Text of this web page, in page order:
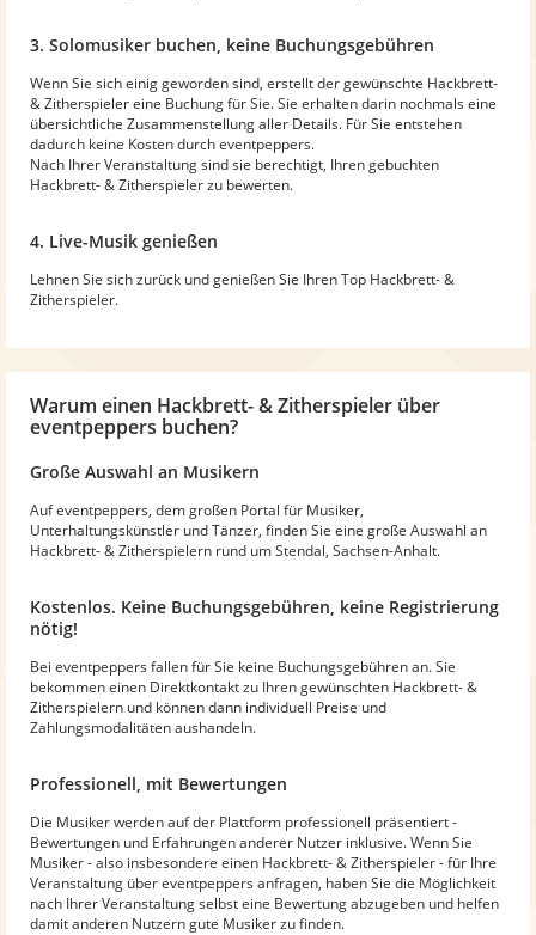
3. Solomusiker buchen, keine Buchungsgebühren
Wenn Sie sich einig geworden sind, erstellt der gewünschte Hackbrett-
& Zitherspieler eine Buchung für Sie. Sie erhalten darin nochmals eine
übersichtliche Zusammenstellung aller Details. Für Sie entstehen
dadurch keine Kosten durch eventpeppers.
Nach Ihrer Veranstaltung sind sie berechtigt, Ihren gebuchten
Hackbrett- & Zitherspieler zu bewerten.
4. Live-Musik genießen
Lehnen Sie sich zurück und genießen Sie Ihren Top Hackbrett- &
Zitherspieler.
Warum einen Hackbrett- & Zitherspieler über
eventpeppers buchen?
Große Auswahl an Musikern
Auf eventpeppers, dem großen Portal für Musiker,
Unterhaltungskünstler und Tänzer, finden Sie eine große Auswahl an
Hackbrett- & Zitherspielern rund um Stendal, Sachsen-Anhalt.
Kostenlos. Keine Buchungsgebühren, keine Registrierung
nötig!
Bei eventpeppers fallen für Sie keine Buchungsgebühren an. Sie
bekommen einen Direktkontakt zu Ihren gewünschten Hackbrett- &
Zitherspielern und können dann individuell Preise und
Zahlungsmodalitäten aushandeln.
Professionell, mit Bewertungen
Die Musiker werden auf der Plattform professionell präsentiert -
Bewertungen und Erfahrungen anderer Nutzer inklusive. Wenn Sie
Musiker - also insbesondere einen Hackbrett- & Zitherspieler - für Ihre
Veranstaltung über eventpeppers anfragen, haben Sie die Möglichkeit
nach Ihrer Veranstaltung selbst eine Bewertung abzugeben und helfen
damit anderen Nutzern gute Musiker zu finden.